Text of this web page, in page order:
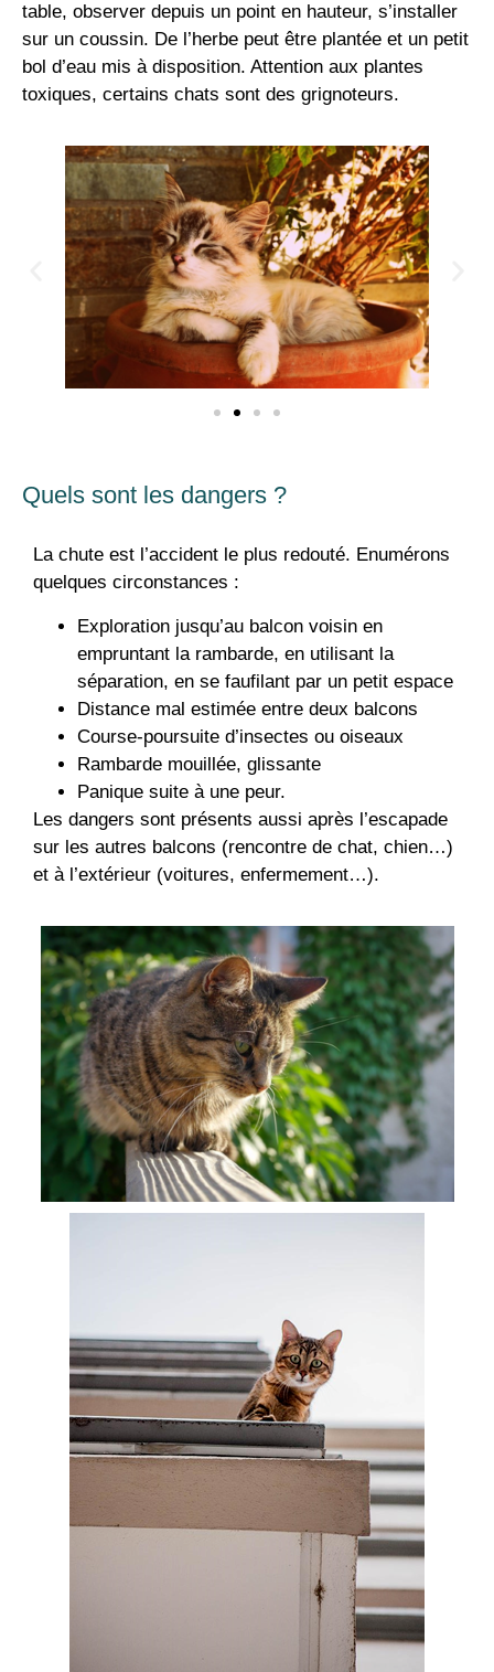
table, observer depuis un point en hauteur, s’installer
sur un coussin. De l’herbe peut être plantée et un petit
bol d’eau mis à disposition. Attention aux plantes
toxiques, certains chats sont des grignoteurs.
Quels sont les dangers ?
La chute est l’accident le plus redouté. Enumérons
quelques circonstances :
Exploration jusqu’au balcon voisin en
empruntant la rambarde, en utilisant la
séparation, en se faufilant par un petit espace
Distance mal estimée entre deux balcons
Course-poursuite d’insectes ou oiseaux
Rambarde mouillée, glissante
Panique suite à une peur.
Les dangers sont présents aussi après l’escapade
sur les autres balcons (rencontre de chat, chien…)
et à l’extérieur (voitures, enfermement…).